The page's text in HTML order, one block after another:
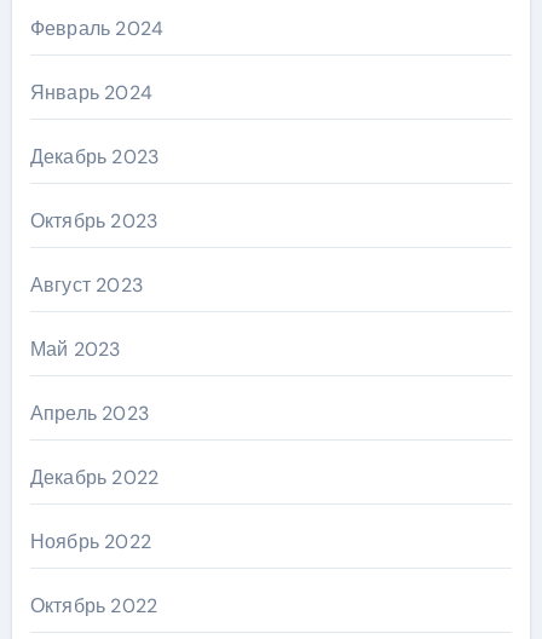
Февраль 2024
Январь 2024
Декабрь 2023
Октябрь 2023
Август 2023
Май 2023
Апрель 2023
Декабрь 2022
Ноябрь 2022
Октябрь 2022